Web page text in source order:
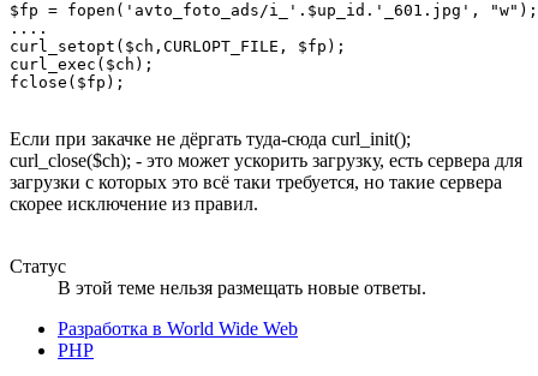
$fp = fopen('avto_foto_ads/i_'.$up_id.'_601.jpg', "w");
....
curl_setopt($ch,CURLOPT_FILE, $fp);
curl_exec($ch);
fclose($fp);
Если при закачке не дёргать туда-сюда curl_init();
curl_close($ch); - это может ускорить загрузку, есть сервера для
загрузки с которых это всё таки требуется, но такие сервера
скорее исключение из правил.
Статус
В этой теме нельзя размещать новые ответы.
Разработка в World Wide Web
PHP